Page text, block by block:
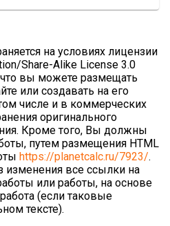
на условиях лицензии
Share-Alike License 3.0
что вы можете размещать
или создавать на его
числе и в коммерческих
оригинального
Кроме того, Вы должны
путем размещения HTML
https://planetcalc.ru/7923/.
изменения все ссылки на
или работы, на основе
(если таковые
тексте).